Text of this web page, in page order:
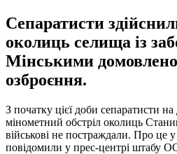
Сепаратисти
околиць селища із
Мінськими
озброєння.
З початку цієї доби сепаратисти
мінометний обстріл околиць
військові не постраждали. Про це
повідомили у прес-центрі штабу